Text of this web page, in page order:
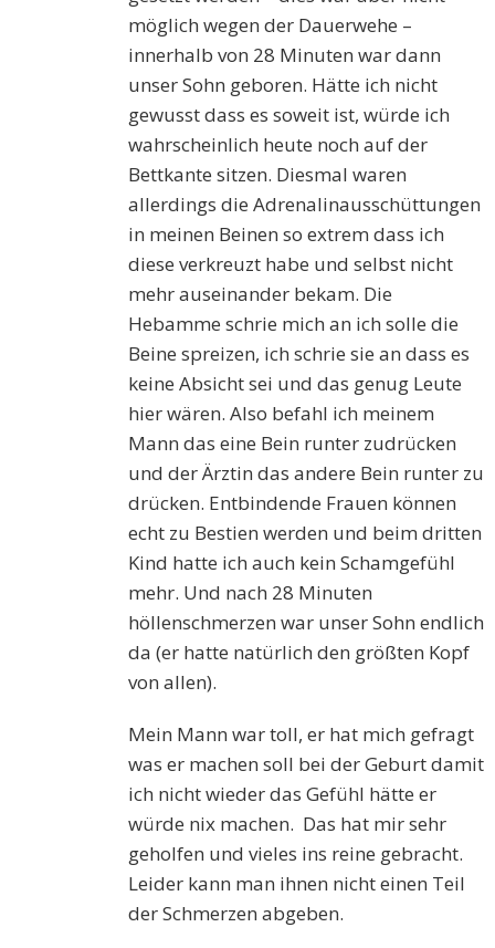
möglich wegen der Dauerwehe –
innerhalb von 28 Minuten war dann
unser Sohn geboren. Hätte ich nicht
gewusst dass es soweit ist, würde ich
wahrscheinlich heute noch auf der
Bettkante sitzen. Diesmal waren
allerdings die Adrenalinausschüttungen
in meinen Beinen so extrem dass ich
diese verkreuzt habe und selbst nicht
mehr auseinander bekam. Die
Hebamme schrie mich an ich solle die
Beine spreizen, ich schrie sie an dass es
keine Absicht sei und das genug Leute
hier wären. Also befahl ich meinem
Mann das eine Bein runter zudrücken
und der Ärztin das andere Bein runter zu
drücken. Entbindende Frauen können
echt zu Bestien werden und beim dritten
Kind hatte ich auch kein Schamgefühl
mehr. Und nach 28 Minuten
höllenschmerzen war unser Sohn endlich
da (er hatte natürlich den größten Kopf
von allen).
Mein Mann war toll, er hat mich gefragt
was er machen soll bei der Geburt damit
ich nicht wieder das Gefühl hätte er
würde nix machen. Das hat mir sehr
geholfen und vieles ins reine gebracht.
Leider kann man ihnen nicht einen Teil
der Schmerzen abgeben.